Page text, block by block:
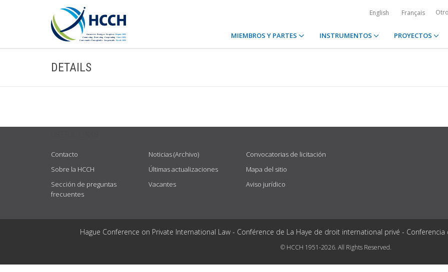
English Français
MIEMBROS Y PARTES INSTRUMENTOS PROYECTOS
DETAILS
Contacto
Sobre la HCCH
Sección de preguntas
frecuentes
Noticias (Archivo)
Últimas actualizaciones
Vacantes
Convocatorias de licitación
Mapa del sitio
Aviso jurídico
Hague Conference on Private International Law - Conférence de La Haye de droit international privé -
© HCCH 1951-2026. All Rights Reserved.